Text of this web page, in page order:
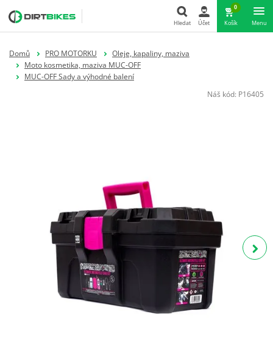
Hledat Účet
0
Košík Menu
Domů PRO MOTORKU
Oleje, kapaliny, maziva
Moto kosmetika, maziva MUC-OFF
MUC-OFF Sady a výhodné balení
Náš kód: P16405